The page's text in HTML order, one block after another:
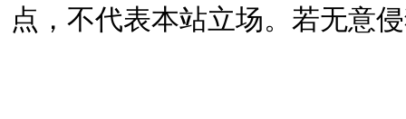
点，不代表本站立场。若无意